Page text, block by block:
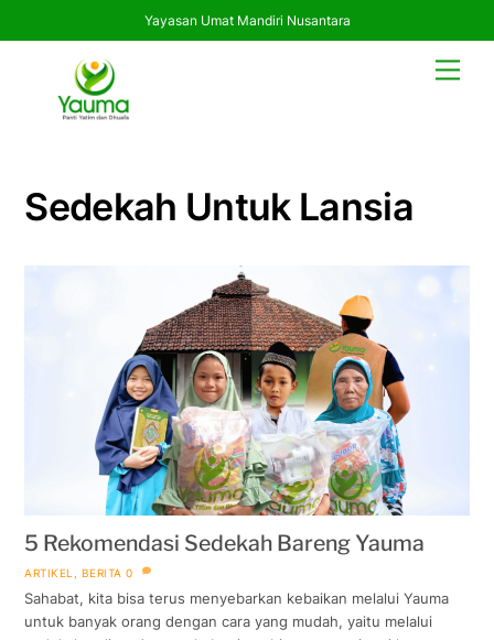
Yayasan Umat Mandiri Nusantara
Sedekah Untuk Lansia
5 Rekomendasi Sedekah Bareng Yauma
ARTIKEL BERITA 0
Sahabat, kita bisa terus menyebarkan kebaikan melalui Yauma
untuk banyak orang dengan cara yang mudah, yaitu melalui